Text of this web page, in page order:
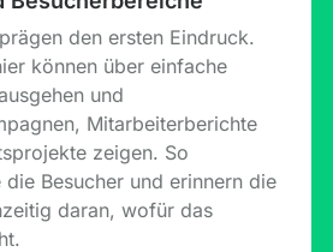
den ersten Eindruck.
können über einfache
und
Mitarbeiterberichte
zeigen. So
Besucher und erinnern die
daran, wofür das